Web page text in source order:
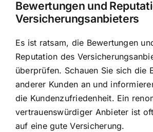
Bewertungen und
Versicherungsanbieters
Es ist ratsam, die Bewertungen
Reputation des
überprüfen. Schauen Sie sich die
anderer Kunden an und
die Kundenzufriedenheit. Ein
vertrauenswürdiger Anbieter ist
auf eine gute Versicherung.